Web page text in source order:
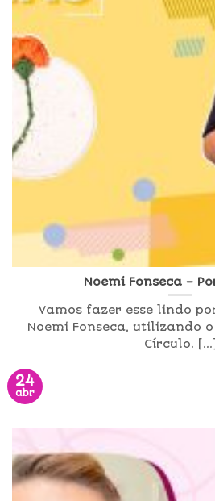
Noemi Fonseca –
Vamos fazer esse lindo
Noemi Fonseca, utilizando
Círculo. [...]
24
abr